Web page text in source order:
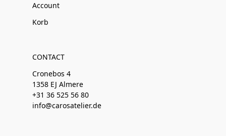
Account
Korb
CONTACT
Cronebos 4
1358 EJ Almere
+31 36 525 56 80
info@carosatelier.de